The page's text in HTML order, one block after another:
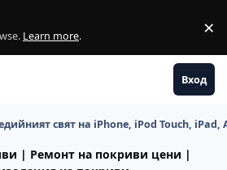
Learn more. ×
Вход
свят на iPhone, iPod Touch, iPad,
| Ремонт на покриви цени |